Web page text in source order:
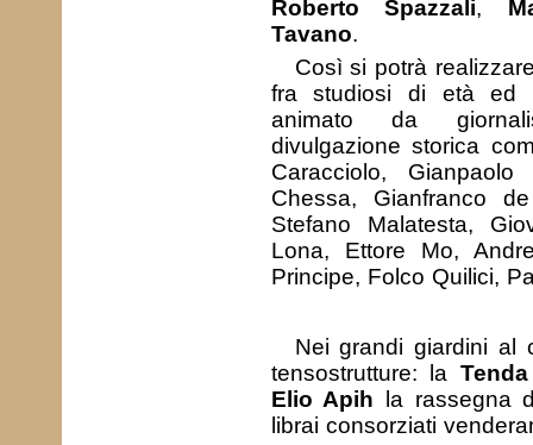
Roberto Spazzali,
Tavano.
Così si potrà
fra studiosi di età ed
animato da
divulgazione storica
Caracciolo,
Chessa, Gianfranco
Stefano Malatesta,
Lona, Ettore Mo,
Principe, Folco Quilici,
Nei grandi giardini al
tensostrutture: la
Elio Apih la rassegna
librai consorziati